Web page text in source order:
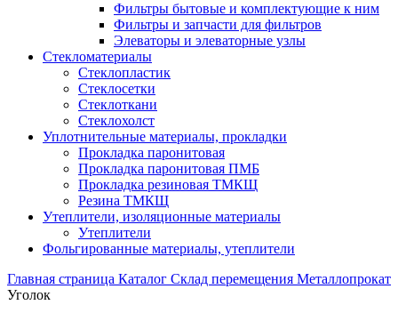
Фильтры бытовые и комплектующие к ним
Фильтры и запчасти для фильтров
Элеваторы и элеваторные узлы
Стекломатериалы
Стеклопластик
Стеклосетки
Стеклоткани
Стеклохолст
Уплотнительные материалы, прокладки
Прокладка паронитовая
Прокладка паронитовая ПМБ
Прокладка резиновая ТМКЩ
Резина ТМКЩ
Утеплители, изоляционные материалы
Утеплители
Фольгированные материалы, утеплители
Главная страница Каталог Склад перемещения Металлопрокат
Уголок